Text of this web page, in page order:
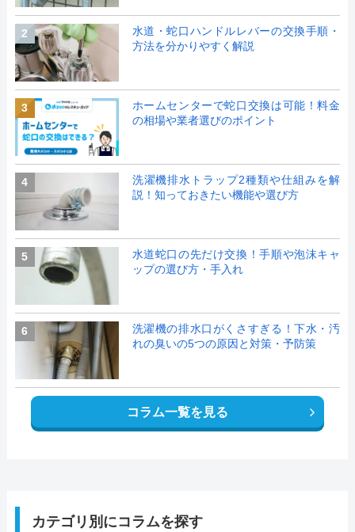
2
水道・蛇口ハンドルレバーの交換手順・
方法を分かりやすく解説
3
ホームセンターで蛇口交換は可能！料金
の相場や業者選びのポイント
4
洗濯機排水トラップ2種類や仕組みを解
説！知っておきたい機能や選び方
5
水道蛇口の先だけ交換！手順や泡沫キャ
ップの選び方・手入れ
6
洗濯機の排水口がくさすぎる！下水・汚
れの臭いの5つの原因と対策・予防策
コラム一覧を見る
カテゴリ別にコラムを探す